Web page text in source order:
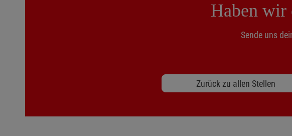
Haben wir
Sende uns
Zurück zu allen Stellen